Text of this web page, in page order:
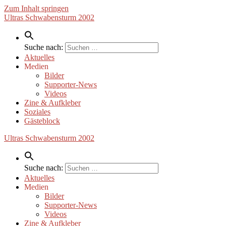
Zum Inhalt springen
Ultras Schwabensturm 2002
Suche nach:
Aktuelles
Medien
Bilder
Supporter-News
Videos
Zine & Aufkleber
Soziales
Gästeblock
Ultras Schwabensturm 2002
Suche nach:
Aktuelles
Medien
Bilder
Supporter-News
Videos
Zine & Aufkleber